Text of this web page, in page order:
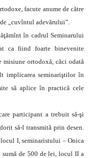
facute anume de către
„cuvîntul adevărului”.
în cadrul Seminarului
ca fiind foarte binevenite
ortodoxă, căci odată
implicarea seminariştilor în
să aplice în practică cele
participant a trebuit să-şi
să-l transmită prin desen.
I, seminaristului – Onica
sumă de 500 de lei, locul II a